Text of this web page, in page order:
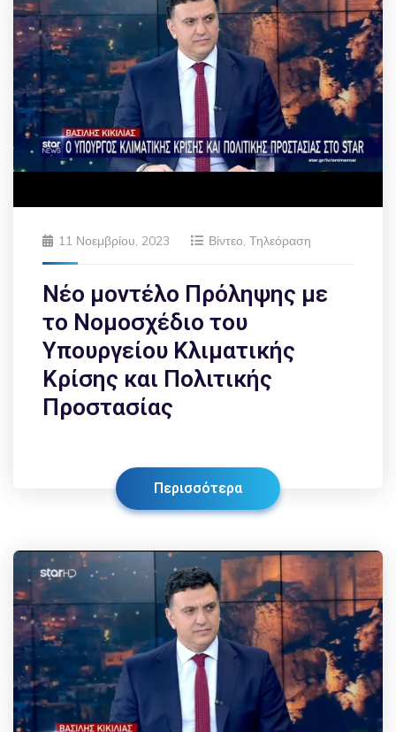
11 Νοεμβρίου, 2023 Βίντεο, Τηλεόραση
Νέο μοντέλο Πρόληψης με
το Νομοσχέδιο του
Υπουργείου Κλιματικής
Κρίσης και Πολιτικής
Προστασίας
Περισσότερα